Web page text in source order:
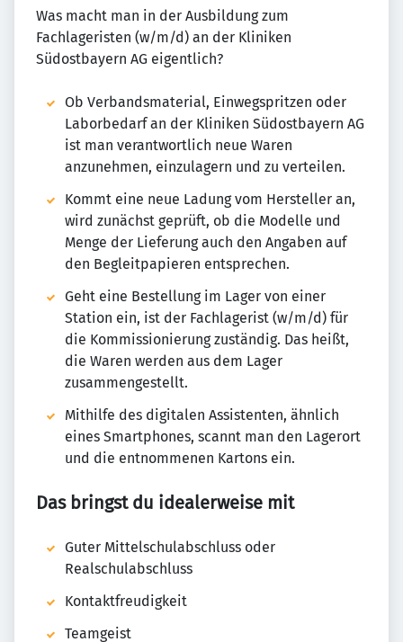
Was macht man in der Ausbildung zum
Fachlageristen (w/m/d) an der Kliniken
Südostbayern AG eigentlich?
Ob Verbandsmaterial, Einwegspritzen oder
Laborbedarf an der Kliniken Südostbayern AG
ist man verantwortlich neue Waren
anzunehmen, einzulagern und zu verteilen.
Kommt eine neue Ladung vom Hersteller an,
wird zunächst geprüft, ob die Modelle und
Menge der Lieferung auch den Angaben auf
den Begleitpapieren entsprechen.
Geht eine Bestellung im Lager von einer
Station ein, ist der Fachlagerist (w/m/d) für
die Kommissionierung zuständig. Das heißt,
die Waren werden aus dem Lager
zusammengestellt.
Mithilfe des digitalen Assistenten, ähnlich
eines Smartphones, scannt man den Lagerort
und die entnommenen Kartons ein.
Das bringst du idealerweise mit
Guter Mittelschulabschluss oder
Realschulabschluss
Kontaktfreudigkeit
Teamgeist